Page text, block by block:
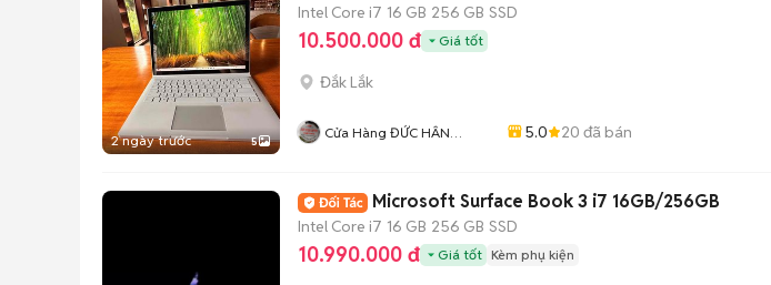
2 ngày trước 5
Intel Core i7 16 GB 256 GB SSD
10.500.000 đ Giá tốt
Đắk Lắk
Cửa Hàng ĐỨC HÂN
5.0 20 đã bán
Microsoft Surface Book 3 i7 16GB/256GB
Intel Core i7 16 GB 256 GB SSD
10.990.000 đ Giá tốt Kèm phụ kiện